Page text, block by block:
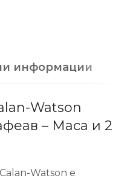
информации
Watson
– Маса и 2
Watson е